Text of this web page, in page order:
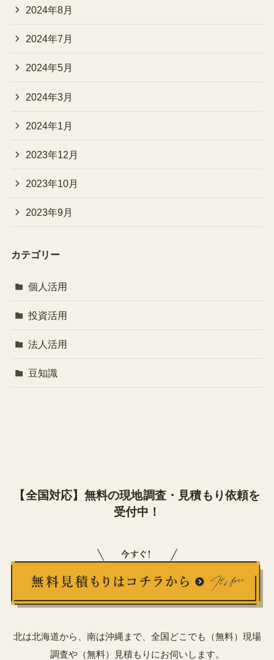
2024年8月
2024年7月
2024年5月
2024年3月
2024年1月
2023年12月
2023年10月
2023年9月
カテゴリー
個人活用
投資活用
法人活用
豆知識
【全国対応】無料の現地調査・見積もり依頼を
受付中！
北は北海道から、南は沖縄まで、全国どこでも（無料）現場
調査や（無料）見積もりにお伺いします。